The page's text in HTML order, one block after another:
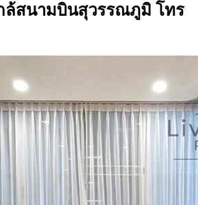
ล้สนามบินสุวรรณภูมิ โทร